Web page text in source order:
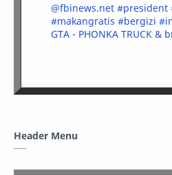
@fbinews.net #president
#makangratis #bergizi
GTA - PHONKA TRUCK &
Header Menu